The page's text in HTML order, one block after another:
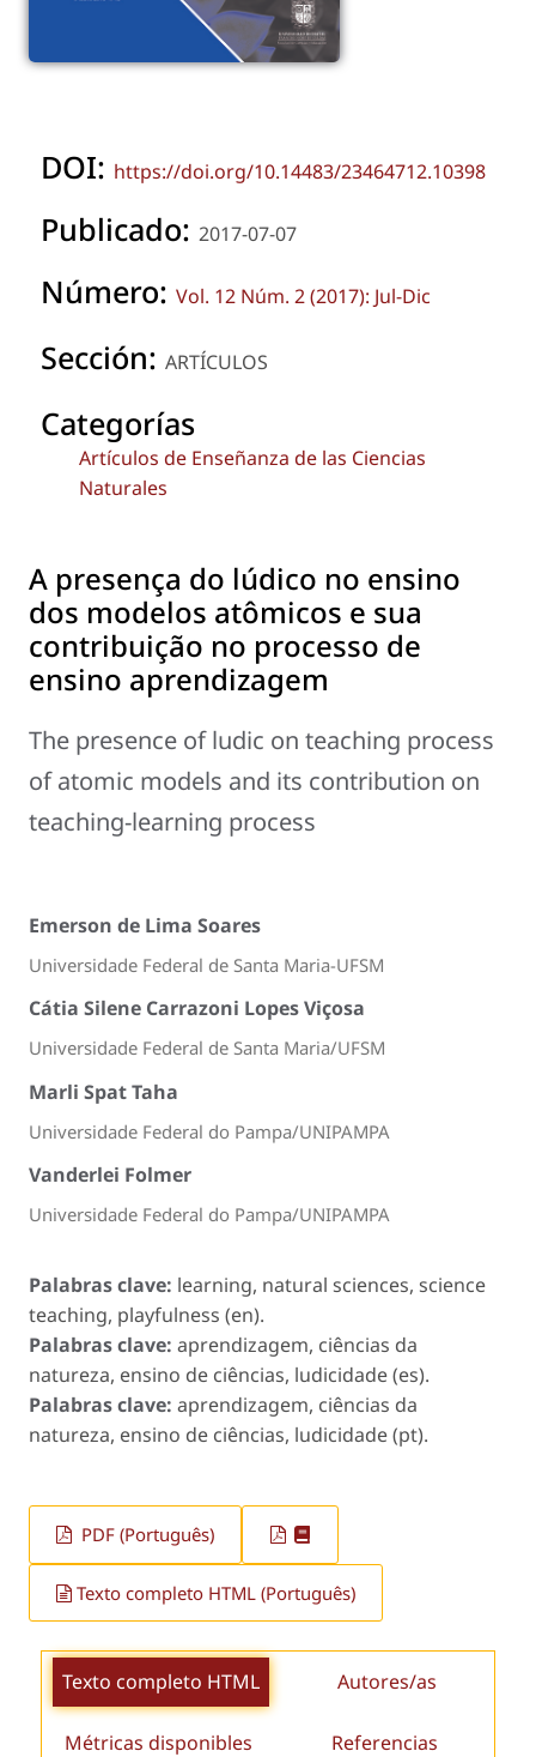
DOI: https://doi.org/10.14483/23464712.10398
Publicado: 2017-07-07
Número: Vol. 12 Núm. 2 (2017): Jul-Dic
Sección: ARTÍCULOS
Categorías
Artículos de Enseñanza de las Ciencias
Naturales
A presença do lúdico no ensino
dos modelos atômicos e sua
contribuição no processo de
ensino aprendizagem
The presence of ludic on teaching process
of atomic models and its contribution on
teaching-learning process
Emerson de Lima Soares
Universidade Federal de Santa Maria-UFSM
Cátia Silene Carrazoni Lopes Viçosa
Universidade Federal de Santa Maria/UFSM
Marli Spat Taha
Universidade Federal do Pampa/UNIPAMPA
Vanderlei Folmer
Universidade Federal do Pampa/UNIPAMPA
Palabras clave: learning, natural sciences, science
teaching, playfulness (en).
Palabras clave: aprendizagem, ciências da
natureza, ensino de ciências, ludicidade (es).
Palabras clave: aprendizagem, ciências da
natureza, ensino de ciências, ludicidade (pt).
PDF (Português)
Texto completo HTML (Português)
Texto completo HTML Autores/as
Métricas disponibles Referencias